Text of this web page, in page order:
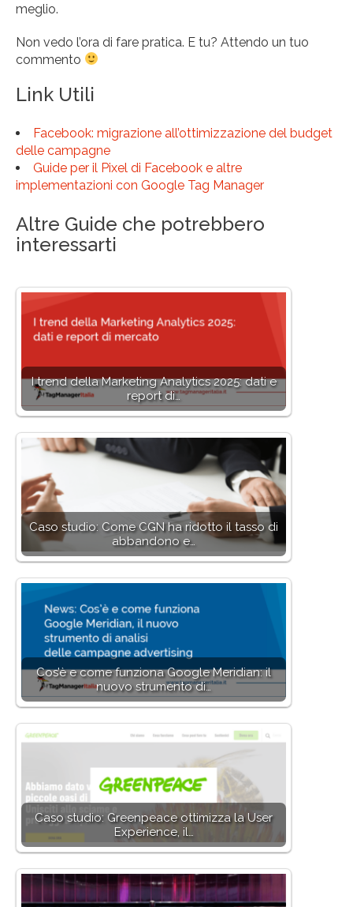
meglio.
Non vedo l’ora di fare pratica. E tu? Attendo un tuo
commento
Link Utili
Facebook: migrazione all’ottimizzazione del budget
delle campagne
Guide per il Pixel di Facebook e altre
implementazioni con Google Tag Manager
Altre Guide che potrebbero
interessarti
I trend della Marketing Analytics 2025: dati e
report di…
Caso studio: Come CGN ha ridotto il tasso di
abbandono e…
Cos’è e come funziona Google Meridian: il
nuovo strumento di…
Caso studio: Greenpeace ottimizza la User
Experience, il…